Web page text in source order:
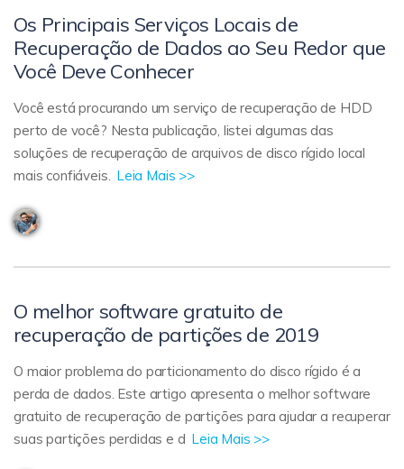
Os Principais Serviços Locais de
Recuperação de Dados ao Seu Redor que
Você Deve Conhecer
Você está procurando um serviço de recuperação de HDD
perto de você? Nesta publicação, listei algumas das
soluções de recuperação de arquivos de disco rígido local
mais confiáveis. Leia Mais >>
O melhor software gratuito de
recuperação de partições de 2019
O maior problema do particionamento do disco rígido é a
perda de dados. Este artigo apresenta o melhor software
gratuito de recuperação de partições para ajudar a recuperar
suas partições perdidas e d Leia Mais >>